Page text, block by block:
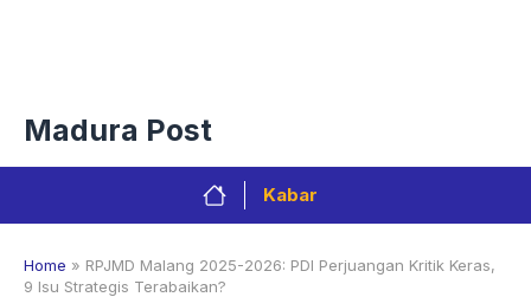
Madura Post
Kabar
Home » RPJMD Malang 2025-2026: PDI Perjuangan Kritik Keras,
9 Isu Strategis Terabaikan?